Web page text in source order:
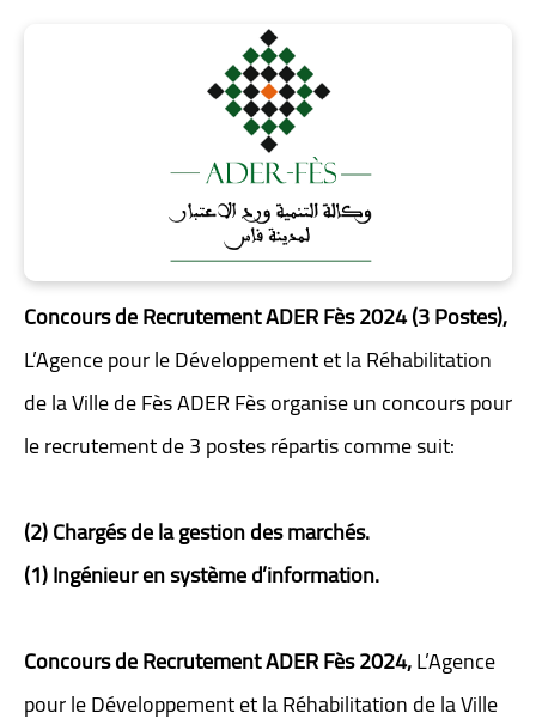
Concours de Recrutement ADER Fès 2024 (3 Postes),
L’Agence pour le Développement et la Réhabilitation
de la Ville de Fès ADER Fès organise un concours pour
le recrutement de 3 postes répartis comme suit:
(2) Chargés de la gestion des marchés.
(1) Ingénieur en système d’information.
Concours de Recrutement ADER Fès 2024,L’Agence
pour le Développement et la Réhabilitation de la Ville